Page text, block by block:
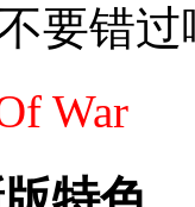
要错过
War